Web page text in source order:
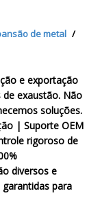
de metal /
e exportação
exaustão. Não
soluções.
| Suporte OEM
rigoroso de
diversos e
para